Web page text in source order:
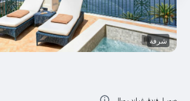
شرفة